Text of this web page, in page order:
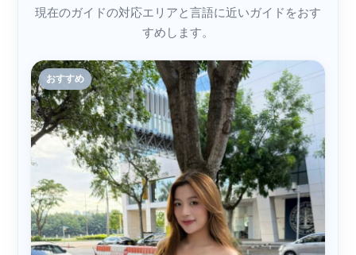
現在のガイドの対応エリアと言語に近いガイドをおす
すめします。
おすすめ